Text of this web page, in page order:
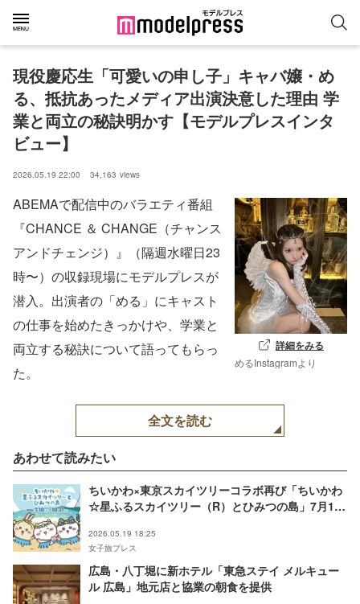
現役慶応生「可愛いの申し子」キャバ嬢・め
る、抵抗あったメディア出演決意した理由 学
業と両立の秘訣明かす【モデルプレスインタ
ビュー】
2026.05.19 22:00 34,163 views
詳細をみる
めるInstagramより
ABEMAで配信中のバラエティ番組
『CHANCE ＆ CHANGE（チャンス
アンドチェンジ）』（隔週水曜日23
時〜）の収録現場にモデルプレスが
潜入。出演者の「める」にキャスト
の仕事を始めたきっかけや、学業と
両立する秘訣について語ってもらっ
た。
全文を読む
あわせて読みたい
ちいかわ×東京スカイツリーコラボ再び「ちいかわ
☆星ふるスカイツリー（R）とひみつの島」7月10
2026.05.19 18:25
女子旅プレス
広島・八丁堀に新ホテル「東急ステイ メルキュー
ル 広島」地元店と協業の朝食を提供